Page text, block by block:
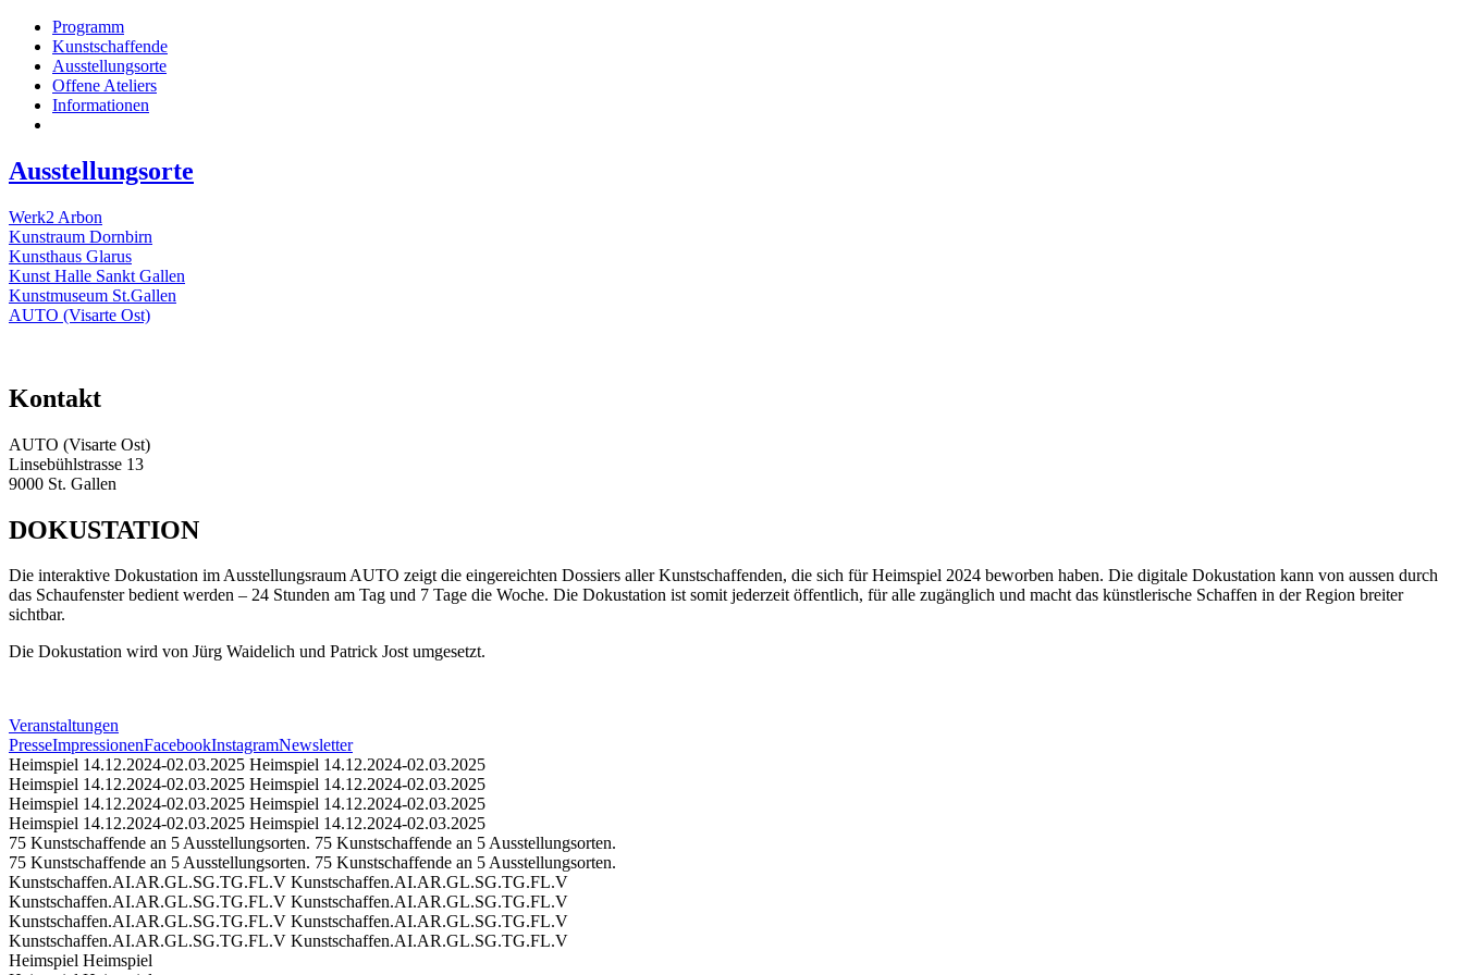
Programm
Kunstschaffende
Ausstellungsorte
Offene Ateliers
Informationen
Ausstellungsorte
Werk2 Arbon
Kunstraum Dornbirn
Kunsthaus Glarus
Kunst Halle Sankt Gallen
Kunstmuseum St.Gallen
AUTO (Visarte Ost)
Kontakt
AUTO (Visarte Ost)
Linsebühlstrasse 13
9000 St. Gallen
DOKUSTATION
Die interaktive Dokustation im Ausstellungsraum AUTO zeigt die eingereichten Dossiers aller Kunstschaffenden, die sich für Heimspiel 2024 beworben haben. Die digitale Dokustation kann von aussen durch
das Schaufenster bedient werden – 24 Stunden am Tag und 7 Tage die Woche. Die Dokustation ist somit jederzeit öffentlich, für alle zugänglich und macht das künstlerische Schaffen in der Region breiter
sichtbar.
Die Dokustation wird von Jürg Waidelich und Patrick Jost umgesetzt.
Veranstaltungen
PresseImpressionenFacebookInstagramNewsletter
Heimspiel 14.12.2024-02.03.2025 Heimspiel 14.12.2024-02.03.2025
Heimspiel 14.12.2024-02.03.2025 Heimspiel 14.12.2024-02.03.2025
Heimspiel 14.12.2024-02.03.2025 Heimspiel 14.12.2024-02.03.2025
Heimspiel 14.12.2024-02.03.2025 Heimspiel 14.12.2024-02.03.2025
75 Kunstschaffende an 5 Ausstellungsorten. 75 Kunstschaffende an 5 Ausstellungsorten.
75 Kunstschaffende an 5 Ausstellungsorten. 75 Kunstschaffende an 5 Ausstellungsorten.
Kunstschaffen.AI.AR.GL.SG.TG.FL.V Kunstschaffen.AI.AR.GL.SG.TG.FL.V
Kunstschaffen.AI.AR.GL.SG.TG.FL.V Kunstschaffen.AI.AR.GL.SG.TG.FL.V
Kunstschaffen.AI.AR.GL.SG.TG.FL.V Kunstschaffen.AI.AR.GL.SG.TG.FL.V
Kunstschaffen.AI.AR.GL.SG.TG.FL.V Kunstschaffen.AI.AR.GL.SG.TG.FL.V
Heimspiel Heimspiel